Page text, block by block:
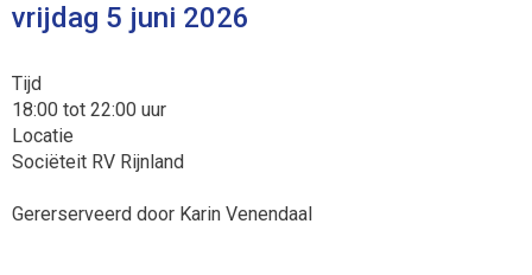
vrijdag 5 juni 2026
Tijd
18:00 tot 22:00 uur
Locatie
Sociëteit RV Rijnland
Gererserveerd door Karin Venendaal